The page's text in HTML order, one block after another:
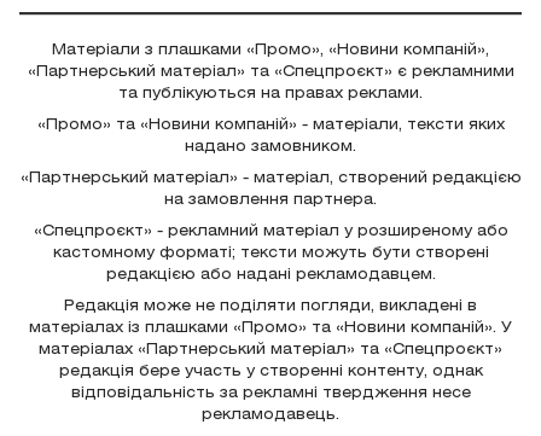
Матеріали з плашками «Промо», «Новини компаній»,
«Партнерський матеріал» та «Спецпроєкт» є рекламними
та публікуються на правах реклами.
«Промо» та «Новини компаній» - матеріали, тексти яких
надано замовником.
«Партнерський матеріал» - матеріал, створений редакцією
на замовлення партнера.
«Спецпроєкт» - рекламний матеріал у розширеному або
кастомному форматі; тексти можуть бути створені
редакцією або надані рекламодавцем.
Редакція може не поділяти погляди, викладені в
матеріалах із плашками «Промо» та «Новини компаній». У
матеріалах «Партнерський матеріал» та «Спецпроєкт»
редакція бере участь у створенні контенту, однак
відповідальність за рекламні твердження несе
рекламодавець.